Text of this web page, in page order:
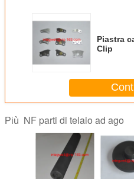
Piastra
Clip
Più NF parti di telaio ad ago